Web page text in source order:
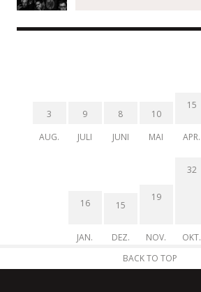
3
AUG.
9
JULI
8
JUNI
10
MAI
15
APR.
16
JAN.
15
DEZ.
19
NOV.
32
OKT.
BACK TO TOP